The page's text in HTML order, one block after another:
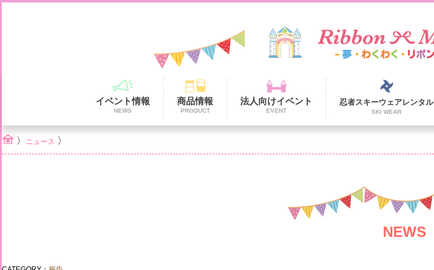
イベント情報
NEWS
商品情報
PRODUCT
法人向けイベント
EVENT
忍者スキーウェアレンタル
SKI WEAR
〉 ニュース 〉
NEWS